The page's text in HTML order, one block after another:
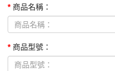
商品名稱：
商品型號：